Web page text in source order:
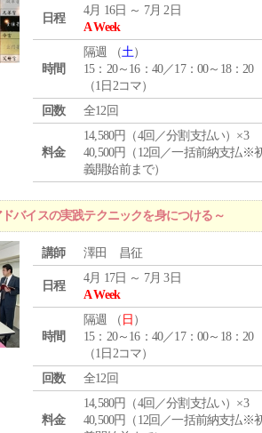
日程
4月 16日 ～ 7月 2日
A Week
時間
隔週 （土）
15：20～16：40／17：00～18：20
（1日2コマ）
回数
全12回
料金
14,580円（4回／分割支払い）×3
40,500円（12回／一括前納支払※
義開始前まで）
バイスの実践テクニックを身につける～
講師 澤田 昌征
日程
4月 17日 ～ 7月 3日
A Week
時間
隔週 （ 日 ）
15：20～16：40／17：00～18：20
（1日2コマ）
回数
全12回
料金
14,580円（4回／分割支払い）×3
40,500円（12回／一括前納支払※